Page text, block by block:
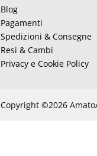
Blog
Pagamenti
Spedizioni & Consegne
Resi & Cambi
Privacy e Cookie Policy
Copyright ©2026